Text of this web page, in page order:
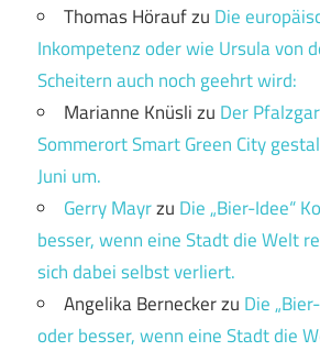
Thomas Höraufzu Die
Inkompetenz oder wie Ursula von
Scheitern auch noch geehrt wird:
Marianne Knüslizu Der
Sommerort Smart Green City
Juni um.
Gerry Mayrzu Die „Bier-Idee“
besser, wenn eine Stadt die Welt
sich dabei selbst verliert.
Angelika Berneckerzu Die
oder besser, wenn eine Stadt die